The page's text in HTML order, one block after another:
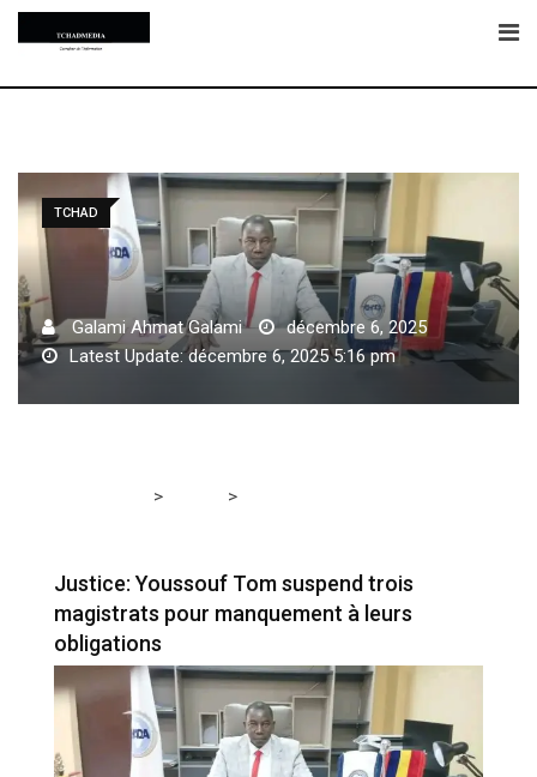
Skip
TCHAD
Galami Ahmat Galami
décembre 6, 2025
Latest Update: décembre 6, 2025 5:16 pm
> >
Justice: Youssouf Tom suspend trois
magistrats pour manquement à leurs
obligations